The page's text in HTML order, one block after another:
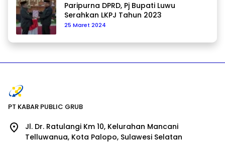
Paripurna DPRD, Pj Bupati Luwu
Serahkan LKPJ Tahun 2023
25 Maret 2024
PT KABAR PUBLIC GRUB
Jl. Dr. Ratulangi Km 10, Kelurahan Mancani
Telluwanua, Kota Palopo, Sulawesi Selatan